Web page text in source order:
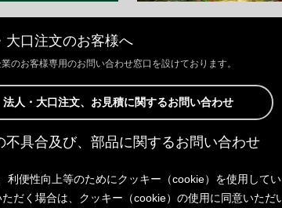
大口注文のお客様へ
のお客様専用のお問い合わせ窓口を設けております。
法人・大口注文、お見積に関するお問い合わせ
不具合及び、部品に関するお問い合わせ
、Webサイトにて承っております。
連絡ください。
利便性向上等のためにクッキー（cookie）を使用してい
だく場合は、クッキー（cookie）の使用に同意いただ